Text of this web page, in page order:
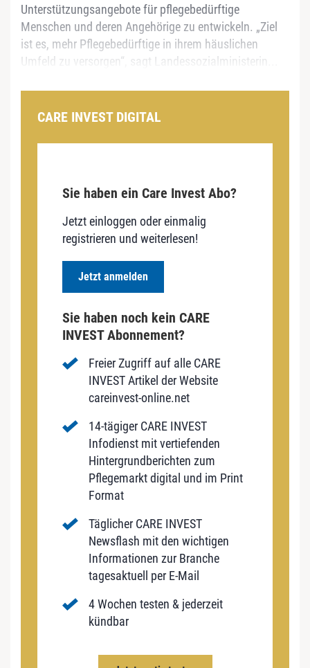
Unterstützungsangebote für pflegebedürftige
Menschen und deren Angehörige zu entwickeln. „Ziel
ist es, mehr Pflegebedürftige in ihrem häuslichen
Umfeld zu versorgen“, sagt Landessozialministerin...
CARE INVEST DIGITAL
Sie haben ein Care Invest Abo?
Jetzt einloggen oder einmalig
registrieren und weiterlesen!
Jetzt anmelden
Sie haben noch kein CARE
INVEST Abonnement?
Freier Zugriff auf alle CARE
INVEST Artikel der Website
careinvest-online.net
14-tägiger CARE INVEST
Infodienst mit vertiefenden
Hintergrundberichten zum
Pflegemarkt digital und im Print
Format
Täglicher CARE INVEST
Newsflash mit den wichtigen
Informationen zur Branche
tagesaktuell per E-Mail
4 Wochen testen & jederzeit
kündbar